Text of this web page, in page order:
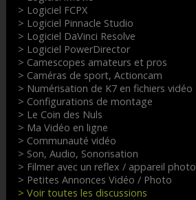
> Logiciel FCPX
> Logiciel Pinnacle Studio
> Logiciel DaVinci Resolve
> Logiciel PowerDirector
> Camescopes amateurs et pros
> Caméras de sport, Actioncam
> Numérisation de K7 en fichiers vidéo
> Configurations de montage
> Le Coin des Nuls
> Ma Vidéo en ligne
> Communauté vidéo
> Son, Audio, Sonorisation
> Filmer avec un reflex / appareil photo
> Petites Annonces Vidéo / Photo
> Voir toutes les discussions